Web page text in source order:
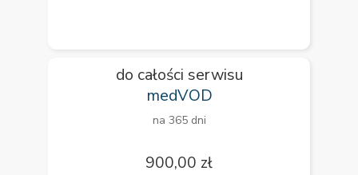
do całości serwisu
medVOD
na 365 dni
900,00 zł